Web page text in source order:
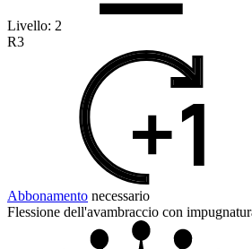
Livello: 2
R3
Abbonamento necessario
Flessione dell'avambraccio con